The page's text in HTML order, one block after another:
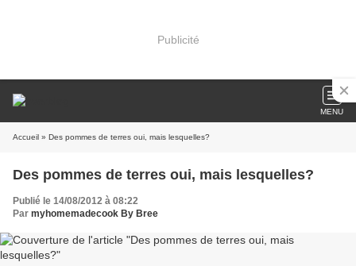
Publicité
MENU
Accueil » Des pommes de terres oui, mais lesquelles?
Des pommes de terres oui, mais lesquelles?
Publié le 14/08/2012 à 08:22
Par myhomemadecook By Bree